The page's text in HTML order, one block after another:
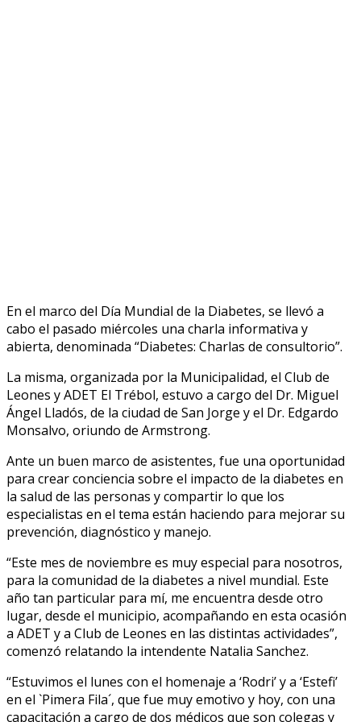
En el marco del Día Mundial de la Diabetes, se llevó a
cabo el pasado miércoles una charla informativa y
abierta, denominada “Diabetes: Charlas de consultorio”.
La misma, organizada por la Municipalidad, el Club de
Leones y ADET El Trébol, estuvo a cargo del Dr. Miguel
Ángel Lladós, de la ciudad de San Jorge y el Dr. Edgardo
Monsalvo, oriundo de Armstrong.
Ante un buen marco de asistentes, fue una oportunidad
para crear conciencia sobre el impacto de la diabetes en
la salud de las personas y compartir lo que los
especialistas en el tema están haciendo para mejorar su
prevención, diagnóstico y manejo.
“Este mes de noviembre es muy especial para nosotros,
para la comunidad de la diabetes a nivel mundial. Este
año tan particular para mí, me encuentra desde otro
lugar, desde el municipio, acompañando en esta ocasión
a ADET y a Club de Leones en las distintas actividades”,
comenzó relatando la intendente Natalia Sanchez.
“Estuvimos el lunes con el homenaje a ‘Rodri’ y a ‘Estefi’
en el `Pimera Fila´, que fue muy emotivo y hoy, con una
capacitación a cargo de dos médicos que son colegas y